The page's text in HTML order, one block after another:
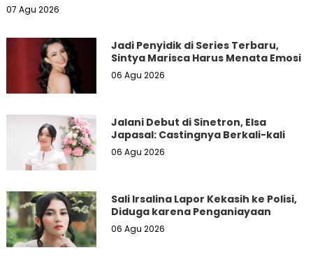
07 Agu 2026
Jadi Penyidik di Series Terbaru,
Sintya Marisca Harus Menata Emosi
06 Agu 2026
Jalani Debut di Sinetron, Elsa
Japasal: Castingnya Berkali-kali
06 Agu 2026
Sali Irsalina Lapor Kekasih ke Polisi,
Diduga karena Penganiayaan
06 Agu 2026